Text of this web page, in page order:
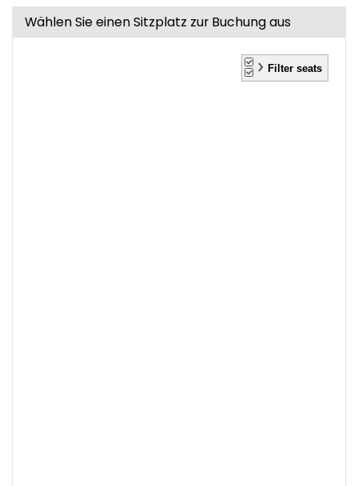
Wählen Sie einen Sitzplatz zur Buchung aus